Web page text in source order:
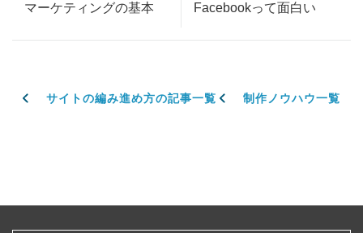
マーケティングの基本 Facebookって面白い
サイトの編み進め方の記事一覧 制作ノウハウ一覧